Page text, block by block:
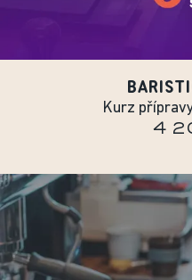
Kurz
4